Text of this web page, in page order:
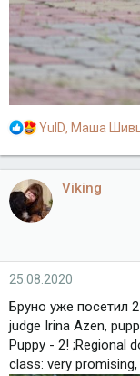
Р
а
к
ц
и
YulD, Маша
Viking
25.08.2020
Бруно уже посетил
judge Irina Azen,
Puppy - 2! ;Regional
class: very promising,